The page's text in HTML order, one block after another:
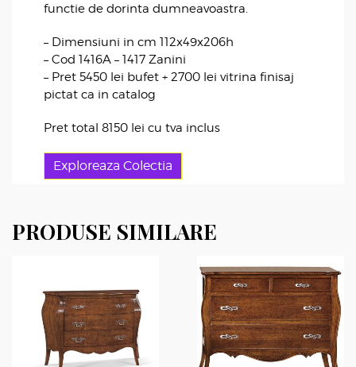
functie de dorinta dumneavoastra.
– Dimensiuni in cm 112x49x206h
– Cod 1416A – 1417 Zanini
– Pret 5450 lei bufet + 2700 lei vitrina finisaj
pictat ca in catalog
Pret total 8150 lei cu tva inclus
Exploreaza Colectia
PRODUSE SIMILARE